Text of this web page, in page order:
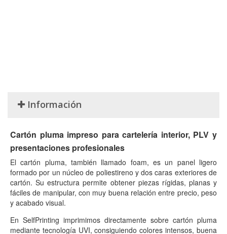
Información
Cartón pluma impreso para cartelería interior, PLV y
presentaciones profesionales
El cartón pluma, también llamado foam, es un panel ligero
formado por un núcleo de poliestireno y dos caras exteriores de
cartón. Su estructura permite obtener piezas rígidas, planas y
fáciles de manipular, con muy buena relación entre precio, peso
y acabado visual.
En SelfPrinting imprimimos directamente sobre cartón pluma
mediante tecnología UVI, consiguiendo colores intensos, buena